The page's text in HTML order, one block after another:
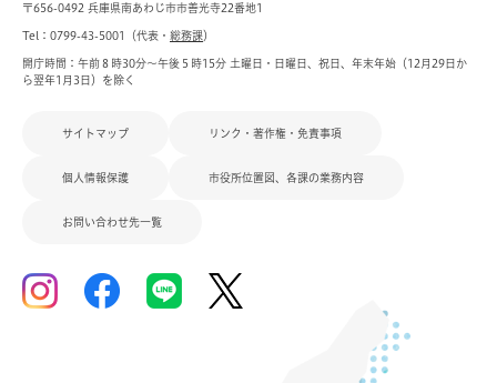
〒656-0492 兵庫県南あわじ市市善光寺22番地1
Tel：0799-43-5001（代表・ 総務課）
開庁時間：午前８時30分～午後５時15分 土曜日・日曜日、祝日、年末年始（12月29日か
ら翌年1月3日）を除く
サイトマップ リンク・著作権・免責事項
個人情報保護 市役所位置図、各課の業務内容
お問い合わせ先一覧